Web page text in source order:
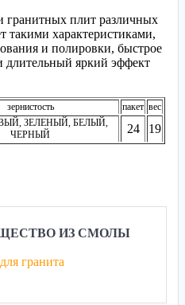
гранитных плит различных
такими характеристиками,
и полировки, быстрое
длительный яркий эффект
зернистость пакет вес
ЗЕЛЕНЫЙ, БЕЛЫЙ,
ЧЕРНЫЙ
24 19
ИЗ СМОЛЫ
гранита